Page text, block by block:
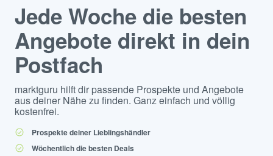
Jede Woche die besten
Angebote direkt in dein
Postfach
marktguru hilft dir passende Prospekte und Angebote
aus deiner Nähe zu finden. Ganz einfach und völlig
kostenfrei.
Prospekte deiner Lieblingshändler
Wöchentlich die besten Deals